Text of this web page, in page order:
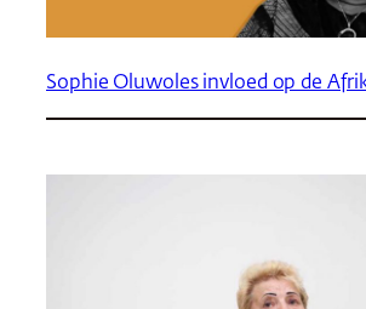
Sophie Oluwoles invloed op de